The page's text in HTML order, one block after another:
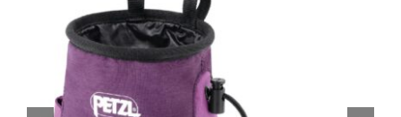
Bivouac
Trail